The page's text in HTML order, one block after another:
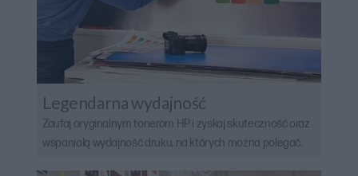
Legendarna wydajność
Zaufaj oryginalnym tonerom HP i zyskaj skuteczność oraz
wspaniałą wydajność druku, na których można polegać.